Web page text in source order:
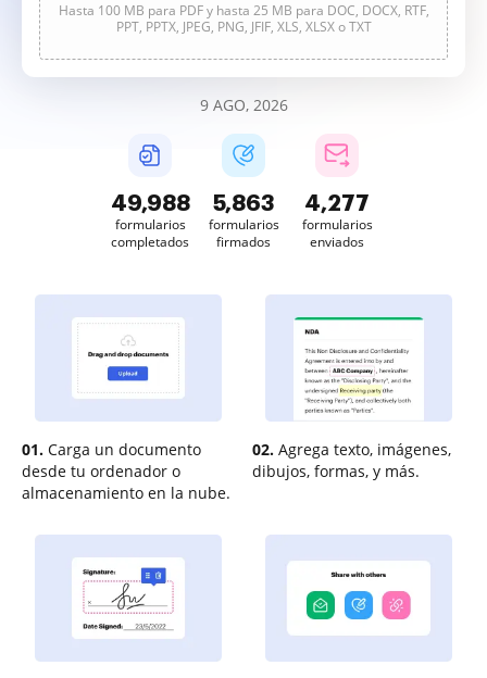
Hasta 100 MB para PDF y hasta 25 MB para DOC, DOCX, RTF,
PPT, PPTX, JPEG, PNG, JFIF, XLS, XLSX o TXT
9 AGO, 2026
49,988
formularios
completados
5,863
formularios
firmados
4,277
formularios
enviados
01. Carga un documento
desde tu ordenador o
almacenamiento en la nube.
02. Agrega texto, imágenes,
dibujos, formas, y más.